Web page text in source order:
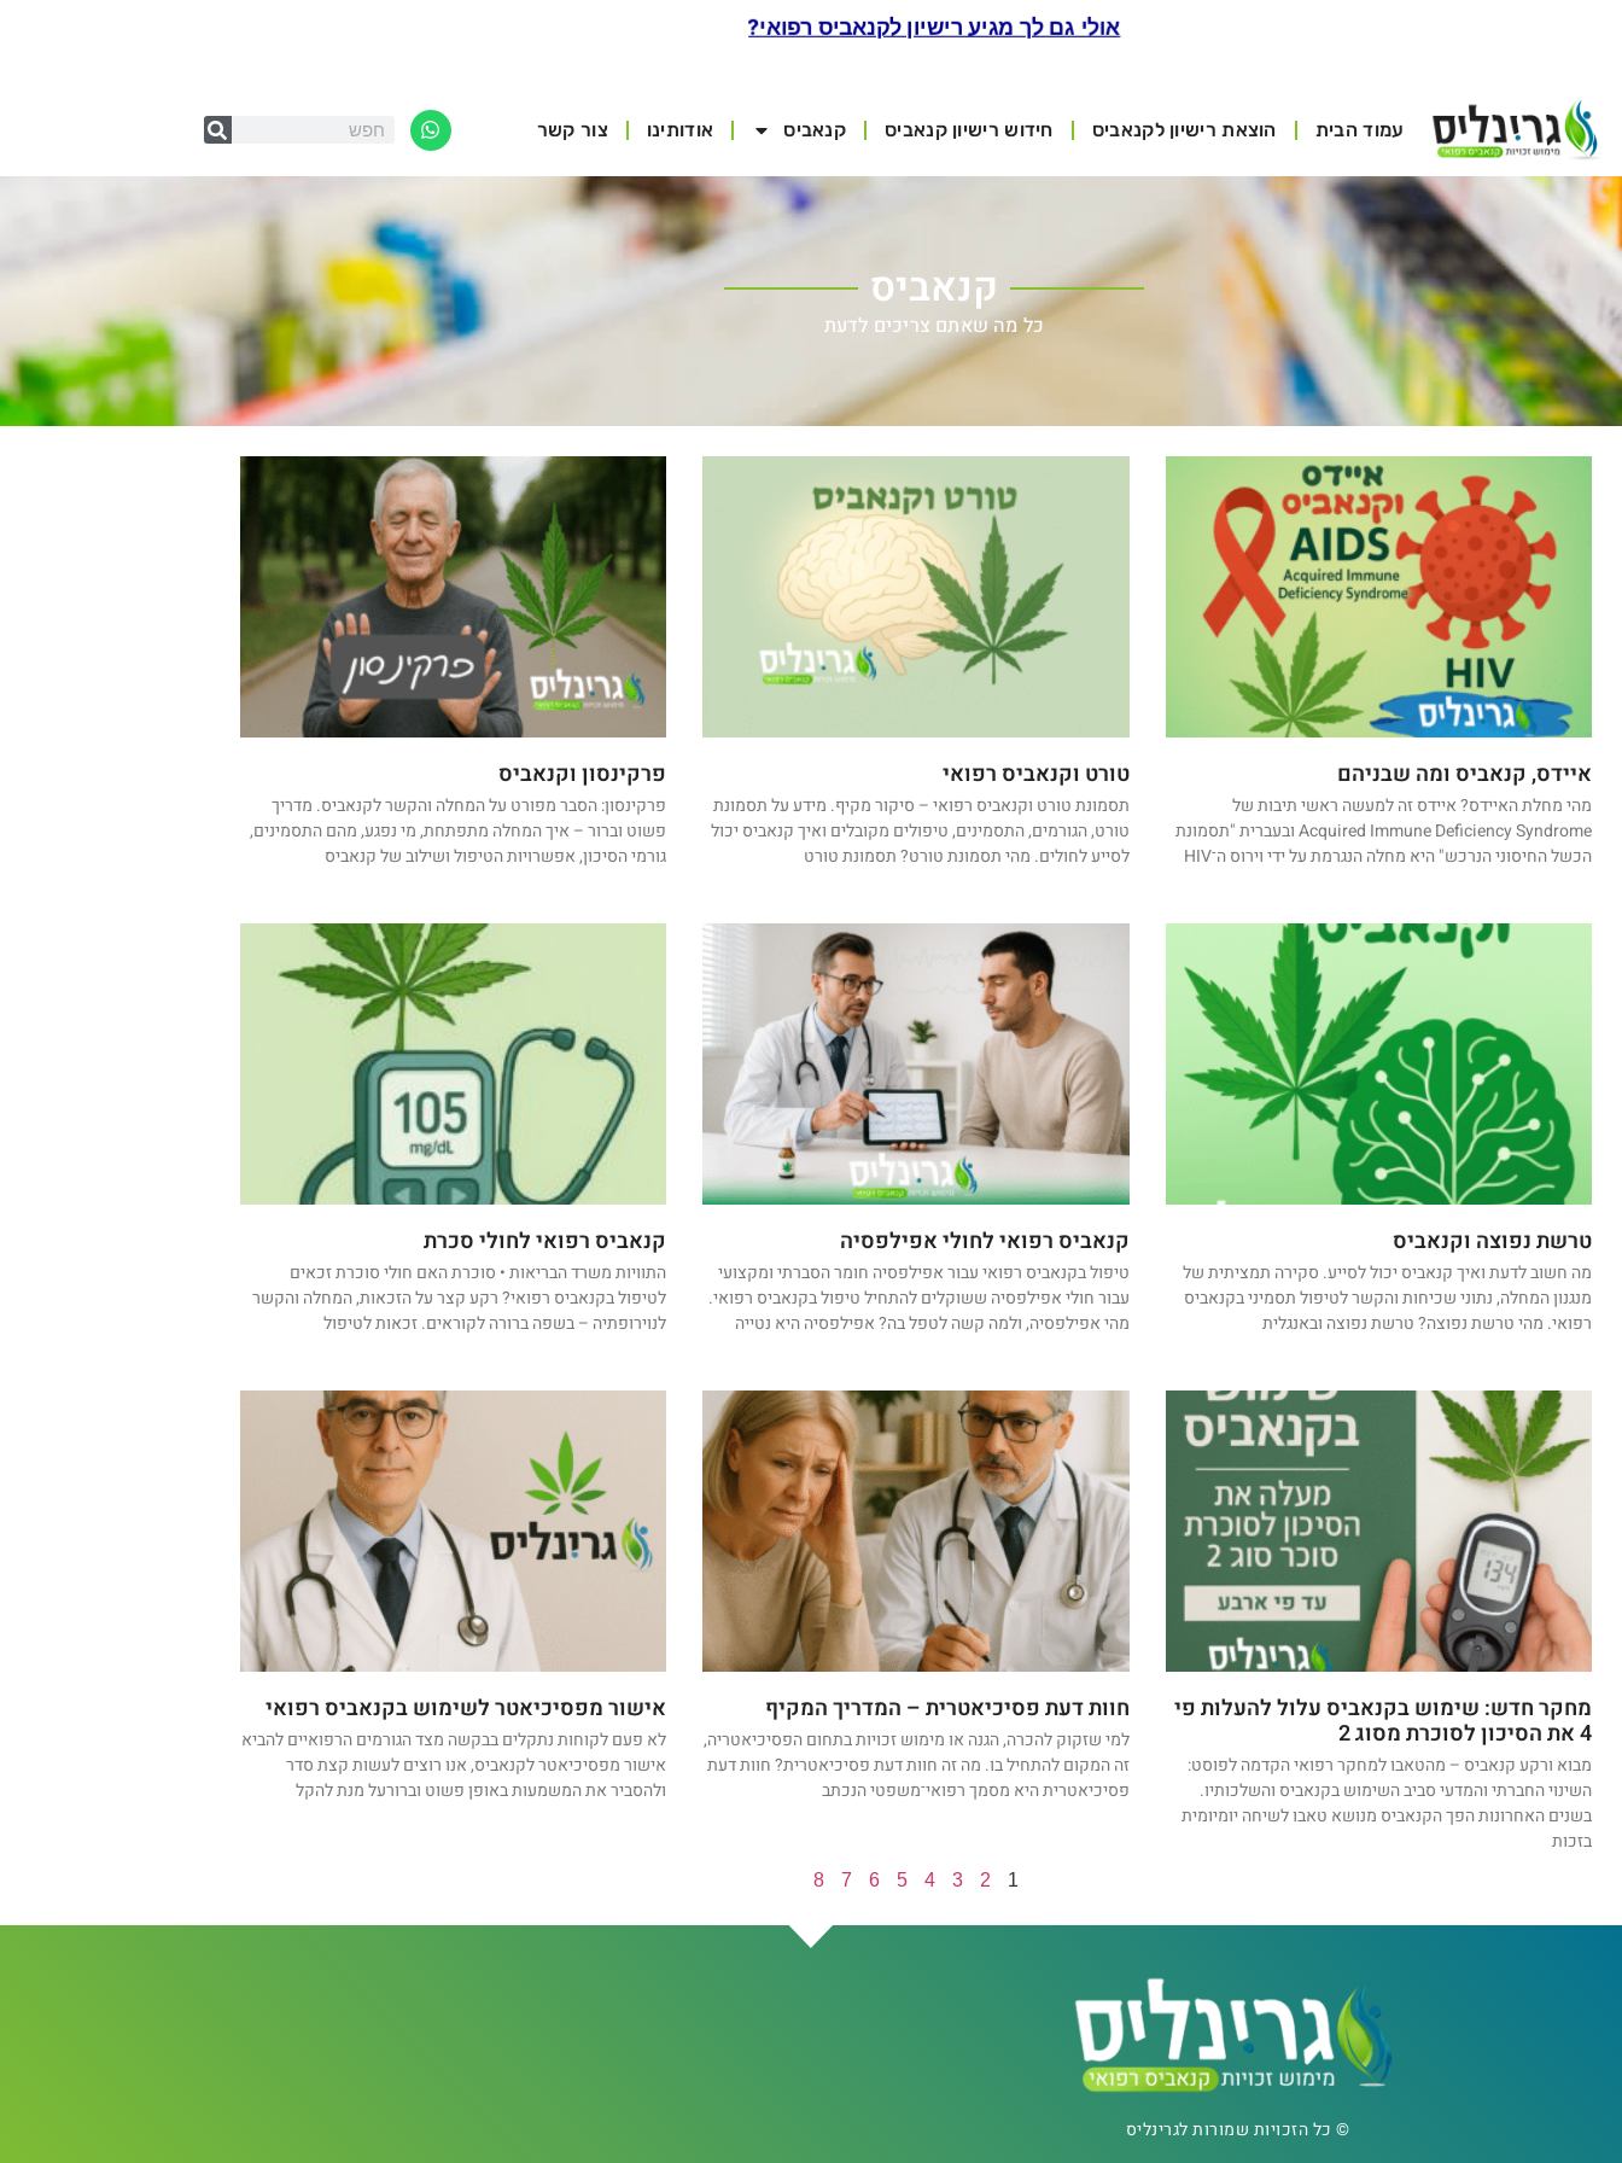
אולי גם לך מגיע רישיון לקנאביס רפואי?
עמוד הבית הוצאת רישיון לקנאביס חידוש רישיון קנאביס קנאביס אודותינו צור קשר
קנאביס
כל מה שאתם צריכים לדעת
איידס, קנאביס ומה שבניהם
מהי מחלת האיידס? איידס זה למעשה ראשי תיבות של
Acquired Immune Deficiency Syndrome ובעברית "תסמונת
הכשל החיסוני הנרכש" היא מחלה הנגרמת על ידי וירוס ה־HIV
טורט וקנאביס רפואי
תסמונת טורט וקנאביס רפואי – סיקור מקיף. מידע על תסמונת
טורט, הגורמים, התסמינים, טיפולים מקובלים ואיך קנאביס יכול
לסייע לחולים. מהי תסמונת טורט? תסמונת טורט
פרקינסון וקנאביס
פרקינסון: הסבר מפורט על המחלה והקשר לקנאביס. מדריך
פשוט וברור – איך המחלה מתפתחת, מי נפגע, מהם התסמינים,
גורמי הסיכון, אפשרויות הטיפול ושילוב של קנאביס
טרשת נפוצה וקנאביס
מה חשוב לדעת ואיך קנאביס יכול לסייע. סקירה תמציתית של
מנגנון המחלה, נתוני שכיחות והקשר לטיפול תסמיני בקנאביס
רפואי. מהי טרשת נפוצה? טרשת נפוצה ובאנגלית
קנאביס רפואי לחולי אפילפסיה
טיפול בקנאביס רפואי עבור אפילפסיה חומר הסברתי ומקצועי
עבור חולי אפילפסיה ששוקלים להתחיל טיפול בקנאביס רפואי.
מהי אפילפסיה, ולמה קשה לטפל בה? אפילפסיה היא נטייה
קנאביס רפואי לחולי סכרת
התוויות משרד הבריאות • סוכרת האם חולי סוכרת זכאים
לטיפול בקנאביס רפואי? רקע קצר על הזכאות, המחלה והקשר
לנוירופתיה – בשפה ברורה לקוראים. זכאות לטיפול
מחקר חדש: שימוש בקנאביס עלול להעלות פי
4 את הסיכון לסוכרת מסוג 2
מבוא ורקע קנאביס – מהטאבו למחקר רפואי הקדמה לפוסט:
השינוי החברתי והמדעי סביב השימוש בקנאביס והשלכותיו.
בשנים האחרונות הפך הקנאביס מנושא טאבו לשיחה יומיומית
בזכות
חוות דעת פסיכיאטרית – המדריך המקיף
למי שזקוק להכרה, הגנה או מימוש זכויות בתחום הפסיכיאטריה,
זה המקום להתחיל בו. מה זה חוות דעת פסיכיאטרית? חוות דעת
פסיכיאטרית היא מסמך רפואי־משפטי הנכתב
אישור מפסיכיאטר לשימוש בקנאביס רפואי
לא פעם לקוחות נתקלים בבקשה מצד הגורמים הרפואיים להביא
אישור מפסיכיאטר לקנאביס, אנו רוצים לעשות קצת סדר
ולהסביר את המשמעות באופן פשוט וברורעל מנת להקל
1
2
3
4
5
6
7
8
© כל הזכויות שמורות לגרינליס